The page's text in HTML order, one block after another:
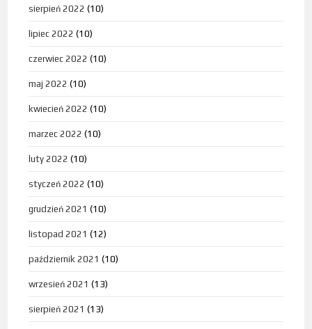
sierpień 2022 (10)
lipiec 2022 (10)
czerwiec 2022 (10)
maj 2022 (10)
kwiecień 2022 (10)
marzec 2022 (10)
luty 2022 (10)
styczeń 2022 (10)
grudzień 2021 (10)
listopad 2021 (12)
październik 2021 (10)
wrzesień 2021 (13)
sierpień 2021 (13)